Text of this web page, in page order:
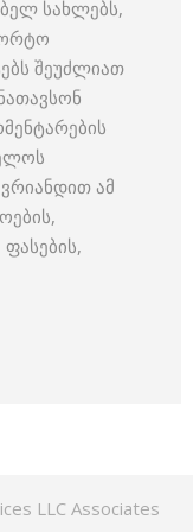
სახლებს,
შეუძლიათ
ამ
LLC Associates